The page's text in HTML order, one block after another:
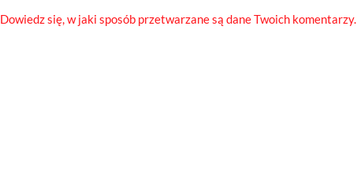
Dowiedz się, w jaki sposób przetwarzane są dane Twoich komentarzy.